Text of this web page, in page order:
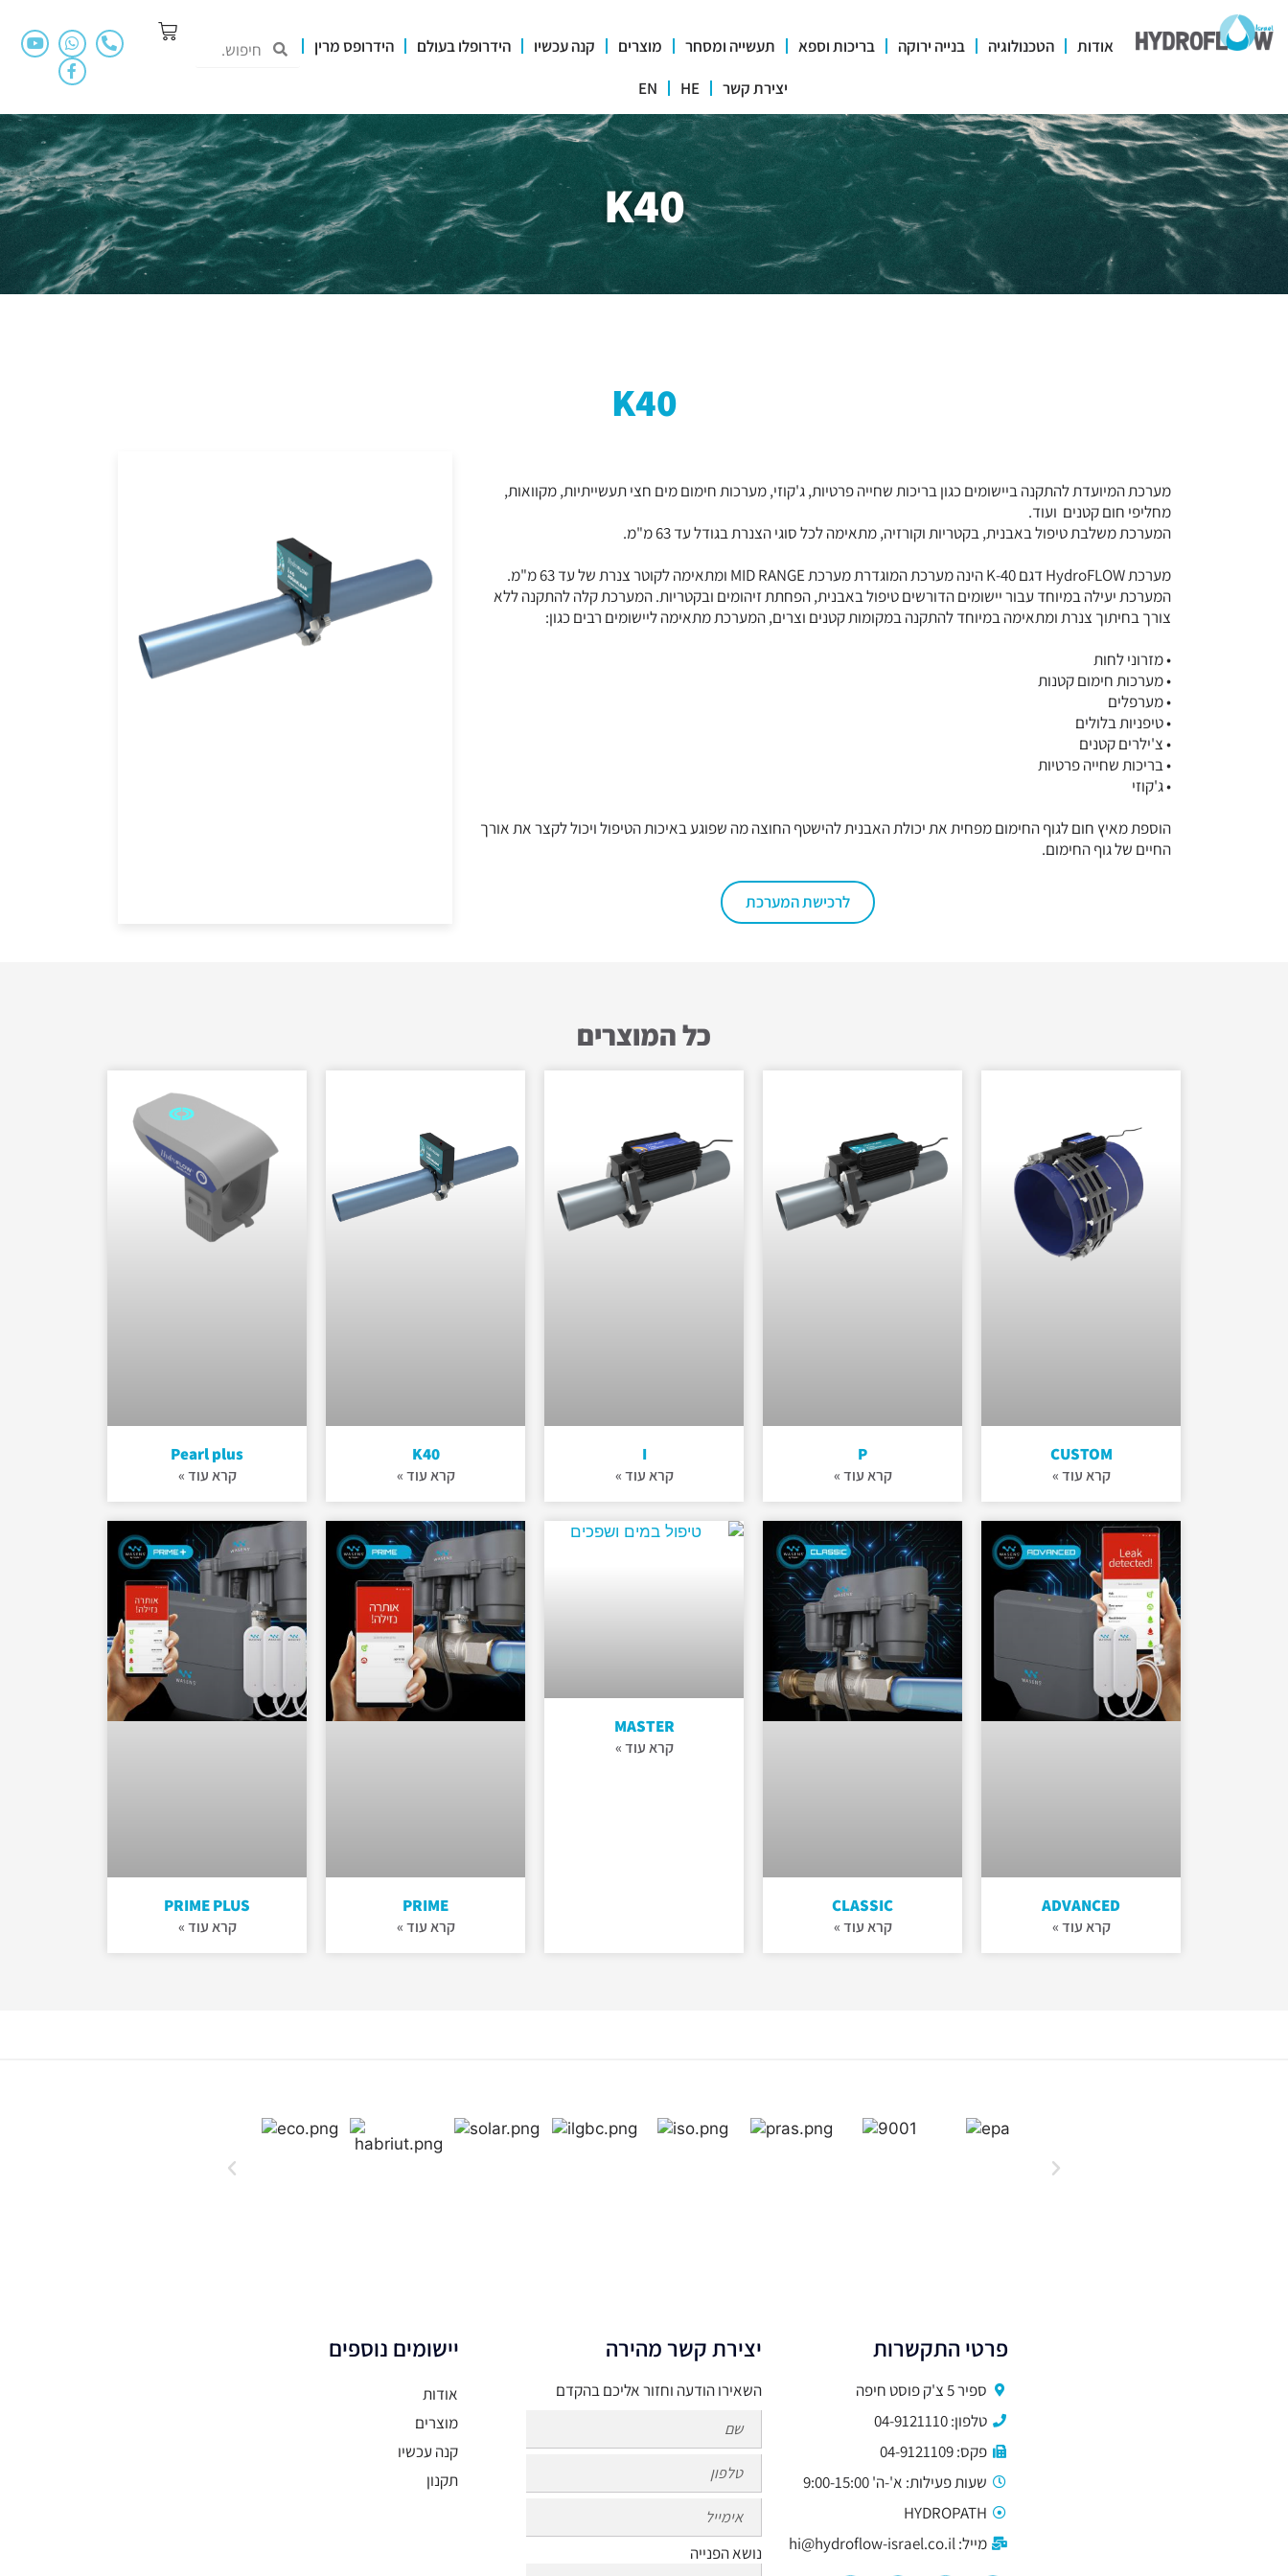
אודות הטכנולוגיה בנייה ירוקה בריכות וספא תעשייה ומסחר מוצרים קנה עכשיו הידרופלו בעולם
הידרופס מרין
יצירת קשר
HE
EN
K40
K40
מערכת המיועדת להתקנה ביישומים כגון בריכות שחייה פרטיות, ג'קוזי, מערכות חימום מים חצי תעשייתיות, מקוואות,
מחליפי חום קטנים ועוד.
המערכת משלבת טיפול באבנית, בקטריות וקורזיה, מתאימה לכל סוגי הצנרת בגודל עד 63 מ"מ.
מערכת HydroFLOW דגם K-40 הינה מערכת המוגדרת מערכת MID RANGE ומתאימה לקוטר צנרת של עד 63 מ"מ.
המערכת יעילה במיוחד עבור יישומים הדורשים טיפול באבנית, הפחתת זיהומים ובקטריות. המערכת קלה להתקנה ללא
צורך בחיתוך צנרת ומתאימה במיוחד להתקנה במקומות קטנים וצרים, המערכת מתאימה ליישומים רבים כגון:
• מזרוני לחות
• מערכות חימום קטנות
• מערפלים
• טיפניות בלולים
• צ'ילרים קטנים
• בריכות שחייה פרטיות
• ג'קוזי
הוספת מאיץ חום לגוף החימום מפחית את יכולת האבנית להישטף החוצה מה שפוגע באיכות הטיפול ויכול לקצר את אורך
החיים של גוף החימום.
לרכישת המערכת
כל המוצרים
CUSTOM
קרא עוד »
P
קרא עוד »
I
קרא עוד »
K40
קרא עוד »
Pearl plus
קרא עוד »
ADVANCED
קרא עוד »
CLASSIC
קרא עוד »
MASTER
קרא עוד »
PRIME
קרא עוד »
PRIME PLUS
קרא עוד »
פרטי התקשרות
ספיר 5 צ'ק פוסט חיפה
טלפון: 04-9121110
פקס: 04-9121109
שעות פעילות: א'-ה' 9:00-15:00
HYDROPATH
מייל: hi@hydroflow-israel.co.il
יצירת קשר מהירה
השאירו הודעה וחזור אליכם בהקדם
נושא הפנייה
יישומים נוספים
אודות
מוצרים
קנה עכשיו
תקנון